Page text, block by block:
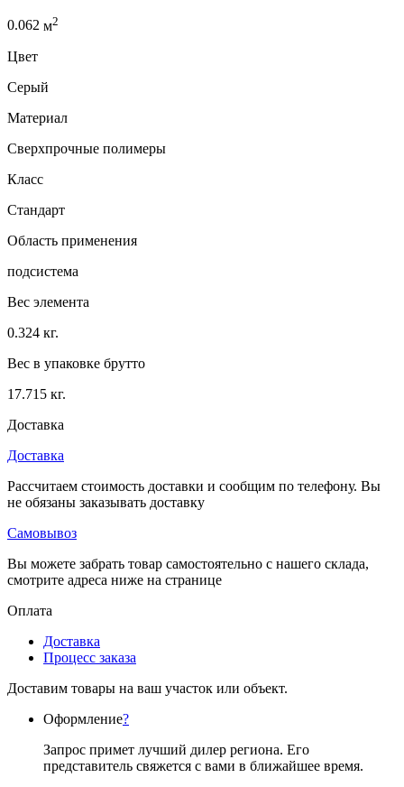
0.062 м2
Цвет
Серый
Материал
Сверхпрочные полимеры
Класс
Стандарт
Область применения
подсистема
Вес элемента
0.324 кг.
Вес в упаковке брутто
17.715 кг.
Доставка
Доставка
Рассчитаем стоимость доставки и сообщим по телефону. Вы
не обязаны заказывать доставку
Самовывоз
Вы можете забрать товар самостоятельно с нашего склада,
смотрите адреса ниже на странице
Оплата
Доставка
Процесс заказа
Доставим товары на ваш участок или объект.
Оформление?
Запрос примет лучший дилер региона. Его
представитель свяжется с вами в ближайшее время.